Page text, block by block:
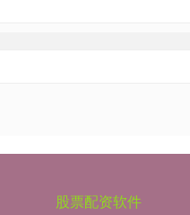
股票配资软件